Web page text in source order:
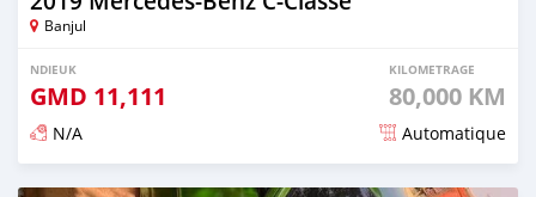
Banjul
NDIEUK
GMD 11,111
KILOMETRAGE
80,000 KM
N/A Automatique
Dougal na niou ko depuis over 2 years